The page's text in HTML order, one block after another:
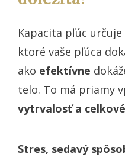
Kapacita pľúc
ktoré vaše pľúca
ako efektívne
telo. To má priamy
vytrvalosť a
Stres, sedavý